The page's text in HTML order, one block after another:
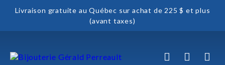
Livraison gratuite au Québec sur achat de 225 $ et plus
(avant taxes)